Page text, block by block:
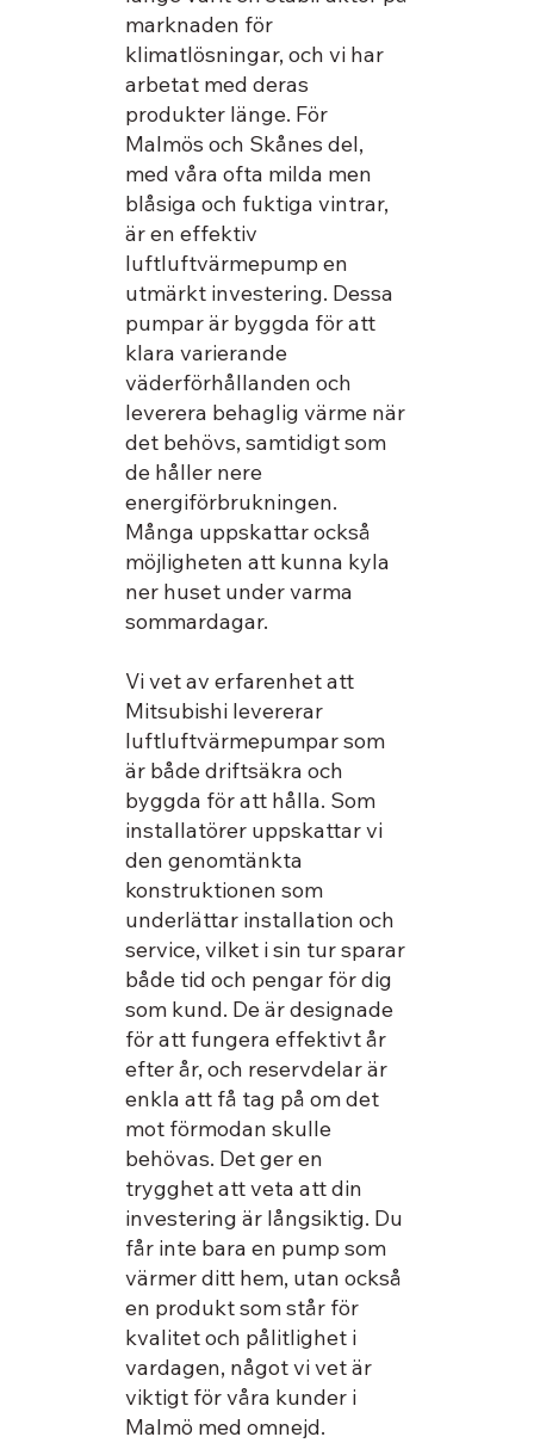
marknaden för
klimatlösningar, och vi har
arbetat med deras
produkter länge. För
Malmös och Skånes del,
med våra ofta milda men
blåsiga och fuktiga vintrar,
är en effektiv
luftluftvärmepump en
utmärkt investering. Dessa
pumpar är byggda för att
klara varierande
väderförhållanden och
leverera behaglig värme när
det behövs, samtidigt som
de håller nere
energiförbrukningen.
Många uppskattar också
möjligheten att kunna kyla
ner huset under varma
sommardagar.
Vi vet av erfarenhet att
Mitsubishi levererar
luftluftvärmepumpar som
är både driftsäkra och
byggda för att hålla. Som
installatörer uppskattar vi
den genomtänkta
konstruktionen som
underlättar installation och
service, vilket i sin tur sparar
både tid och pengar för dig
som kund. De är designade
för att fungera effektivt år
efter år, och reservdelar är
enkla att få tag på om det
mot förmodan skulle
behövas. Det ger en
trygghet att veta att din
investering är långsiktig. Du
får inte bara en pump som
värmer ditt hem, utan också
en produkt som står för
kvalitet och pålitlighet i
vardagen, något vi vet är
viktigt för våra kunder i
Malmö med omnejd.